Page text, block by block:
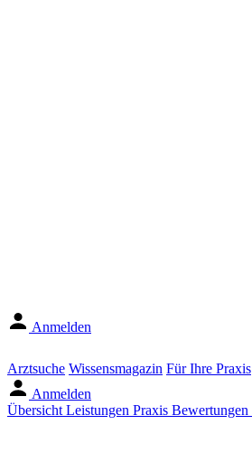
Anmelden
Arztsuche Wissensmagazin Für Ihre Praxis
Anmelden
Übersicht Leistungen Praxis Bewertungen